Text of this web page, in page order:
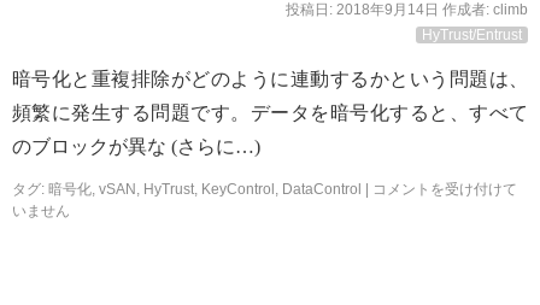
投稿日: 2018年9月14日 作成者: climb
HyTrust/Entrust
暗号化と重複排除がどのように連動するかという問題は、
頻繁に発生する問題です。データを暗号化すると、すべて
のブロックが異な (さらに…)
タグ: 暗号化, vSAN , HyTrust, KeyControl , DataControl
コメントを受け付けて
いません